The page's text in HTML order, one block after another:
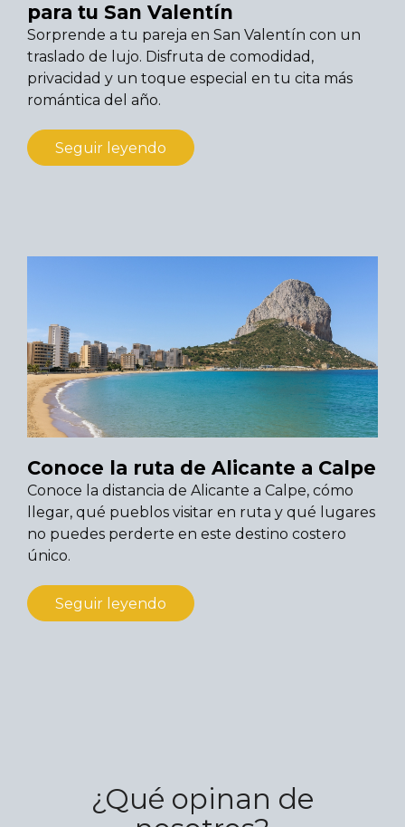
para tu San Valentín
Sorprende a tu pareja en San Valentín con un
traslado de lujo. Disfruta de comodidad,
privacidad y un toque especial en tu cita más
romántica del año.
Seguir leyendo
Conoce la ruta de Alicante a Calpe
Conoce la distancia de Alicante a Calpe, cómo
llegar, qué pueblos visitar en ruta y qué lugares
no puedes perderte en este destino costero
único.
Seguir leyendo
¿Qué opinan de